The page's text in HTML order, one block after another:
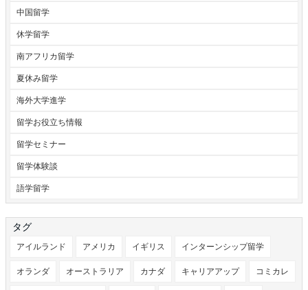
中国留学
休学留学
南アフリカ留学
夏休み留学
海外大学進学
留学お役立ち情報
留学セミナー
留学体験談
語学留学
タグ
アイルランド アメリカ イギリス インターンシップ留学
オランダ オーストラリア カナダ キャリアアップ コミカレ